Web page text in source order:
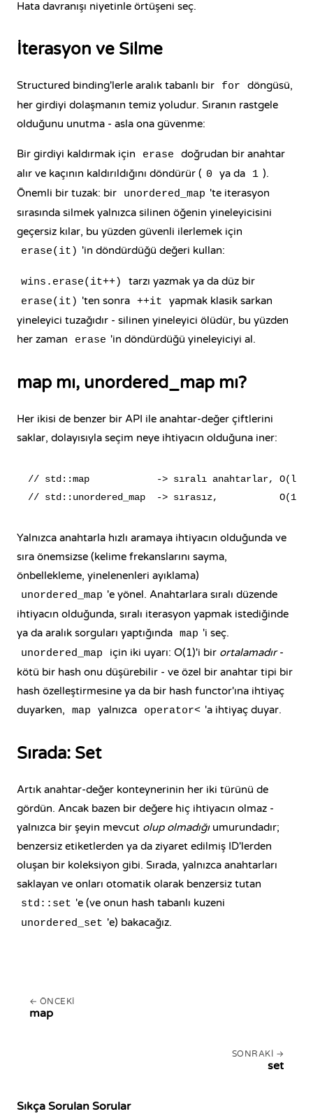
Hata davranışı niyetinle örtüşeni seç.
İterasyon ve Silme
Structured binding'lerle aralık tabanlı bir for döngüsü,
her girdiyi dolaşmanın temiz yoludur. Sıranın rastgele
olduğunu unutma - asla ona güvenme:
Bir girdiyi kaldırmak için erase
doğrudan bir anahtar
alır ve kaçının kaldırıldığını döndürür ( 0 ya da 1 ).
Önemli bir tuzak: bir
unordered_map 'te iterasyon
sırasında silmek yalnızca silinen öğenin yineleyicisini
geçersiz kılar, bu yüzden güvenli ilerlemek için
erase(it) 'in döndürdüğü değeri kullan:
wins.erase(it++) tarzı yazmak ya da düz bir
erase(it) 'ten sonra ++it
yapmak klasik sarkan
yineleyici tuzağıdır - silinen yineleyici ölüdür, bu yüzden
her zaman
erase 'in döndürdüğü yineleyiciyi al.
map mı, unordered_map mı?
Her ikisi de benzer bir API ile anahtar-değer çiftlerini
saklar, dolayısıyla seçim neye ihtiyacın olduğuna iner:
// std::map            -> sıralı anahtarlar, O(log
Yalnızca anahtarla hızlı aramaya ihtiyacın olduğunda ve
sıra önemsizse (kelime frekanslarını sayma,
önbellekleme, yinelenenleri ayıklama)
unordered_map 'e yönel. Anahtarlara sıralı düzende
ihtiyacın olduğunda, sıralı iterasyon yapmak istediğinde
ya da aralık sorguları yaptığında map 'i seç.
unordered_map için iki uyarı: O(1)'i bir ortalamadır-
kötü bir hash onu düşürebilir - ve özel bir anahtar tipi bir
hash özelleştirmesine ya da bir hash functor'ına ihtiyaç
duyarken,
map yalnızca operator< 'a ihtiyaç duyar.
Sırada: Set
Artık anahtar-değer konteynerinin her iki türünü de
gördün. Ancak bazen bir değere hiç ihtiyacın olmaz -
yalnızca bir şeyin mevcut olup olmadığıumurundadır;
benzersiz etiketlerden ya da ziyaret edilmiş ID'lerden
oluşan bir koleksiyon gibi. Sırada, yalnızca anahtarları
saklayan ve onları otomatik olarak benzersiz tutan
std::set 'e (ve onun hash tabanlı kuzeni
unordered_set 'e) bakacağız.
ÖNCEKI
map
SONRAKI
set
Sıkça Sorulan Sorular